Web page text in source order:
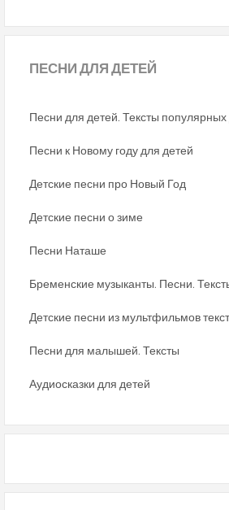
ПЕСНИДЛЯ ДЕТЕЙ
Песни для детей. Тексты популярных
Песни к Новому году для детей
Детские песни про Новый Год
Детские песни о зиме
Песни Наташе
Бременские музыканты. Песни.
Детские песни из мультфильмов
Песни для малышей. Тексты
Аудиосказки для детей